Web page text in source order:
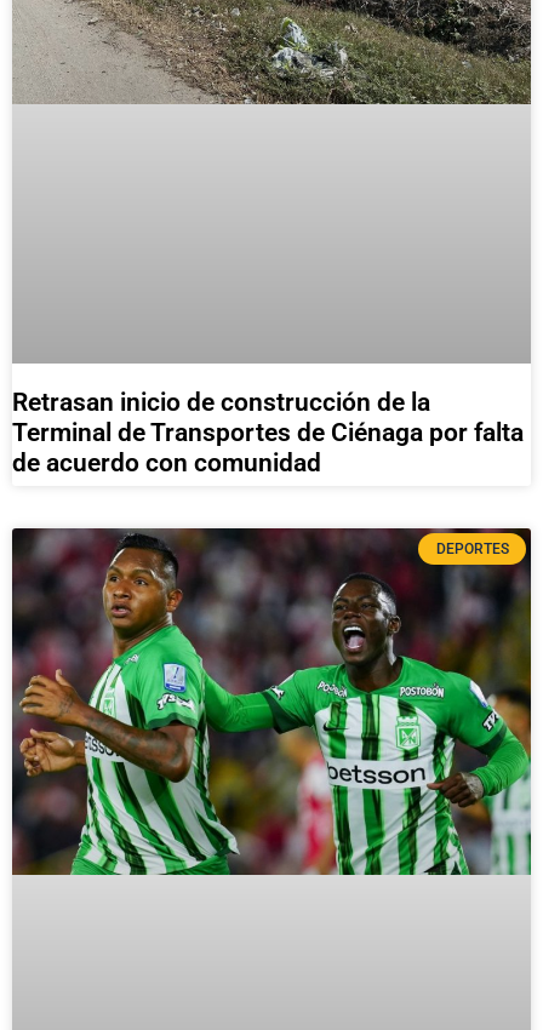
Retrasan inicio de construcción de la
Terminal de Transportes de Ciénaga por falta
de acuerdo con comunidad
DEPORTES